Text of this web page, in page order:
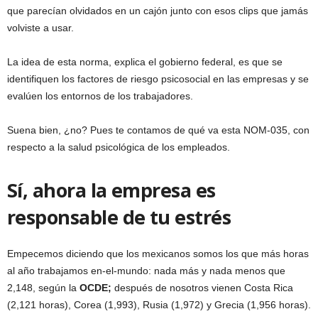
que parecían olvidados en un cajón junto con esos clips que jamás
volviste a usar.
La idea de esta norma, explica el gobierno federal, es que se
identifiquen los factores de riesgo psicosocial en las empresas y se
evalúen los entornos de los trabajadores.
Suena bien, ¿no? Pues te contamos de qué va esta NOM-035, con
respecto a la salud psicológica de los empleados.
Sí, ahora la empresa es
responsable de tu estrés
Empecemos diciendo que los mexicanos somos los que más horas
al año trabajamos en-el-mundo: nada más y nada menos que
2,148, según la OCDE; después de nosotros vienen Costa Rica
(2,121 horas), Corea (1,993), Rusia (1,972) y Grecia (1,956 horas).